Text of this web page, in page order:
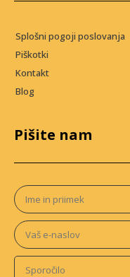
Splošni pogoji poslovanja
Piškotki
Kontakt
Blog
Pišite nam